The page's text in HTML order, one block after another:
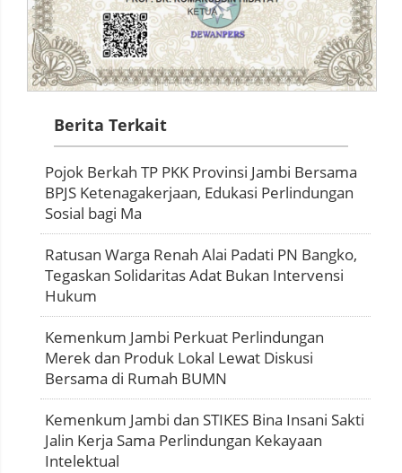
Berita Terkait
Pojok Berkah TP PKK Provinsi Jambi Bersama
BPJS Ketenagakerjaan, Edukasi Perlindungan
Sosial bagi Ma
Ratusan Warga Renah Alai Padati PN Bangko,
Tegaskan Solidaritas Adat Bukan Intervensi
Hukum
Kemenkum Jambi Perkuat Perlindungan
Merek dan Produk Lokal Lewat Diskusi
Bersama di Rumah BUMN
Kemenkum Jambi dan STIKES Bina Insani Sakti
Jalin Kerja Sama Perlindungan Kekayaan
Intelektual